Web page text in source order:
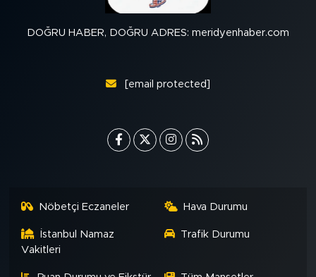
DOĞRU HABER, DOĞRU ADRES: meridyenhaber.com
[email protected]
Nöbetçi Eczaneler Hava Durumu
İstanbul Namaz
Vakitleri
Trafik Durumu